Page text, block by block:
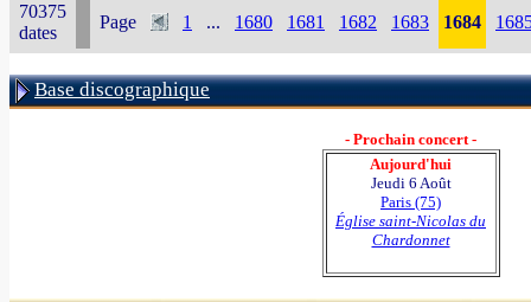
70375
dates
Page 1 ... 1680 1681 1682 1683 1684
Base discographique
- Prochain concert -
Aujourd'hui
Jeudi 6 Août
Paris (75)
Église saint-Nicolas du
Chardonnet